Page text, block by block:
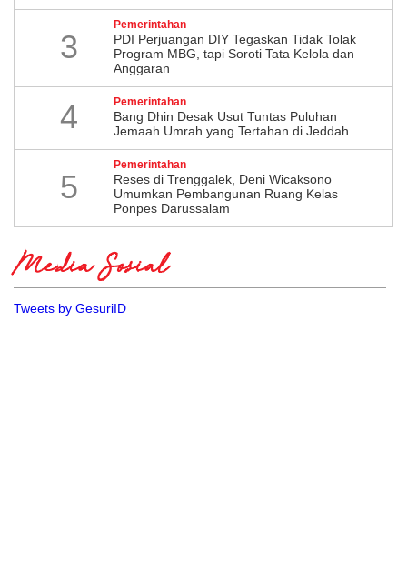
3
Pemerintahan
PDI Perjuangan DIY Tegaskan Tidak Tolak
Program MBG, tapi Soroti Tata Kelola dan
Anggaran
4 Pemerintahan
Bang Dhin Desak Usut Tuntas Puluhan
Jemaah Umrah yang Tertahan di Jeddah
5
Pemerintahan
​Reses di Trenggalek, Deni Wicaksono
Umumkan Pembangunan Ruang Kelas
Ponpes Darussalam
Media Sosial
Tweets by GesuriID